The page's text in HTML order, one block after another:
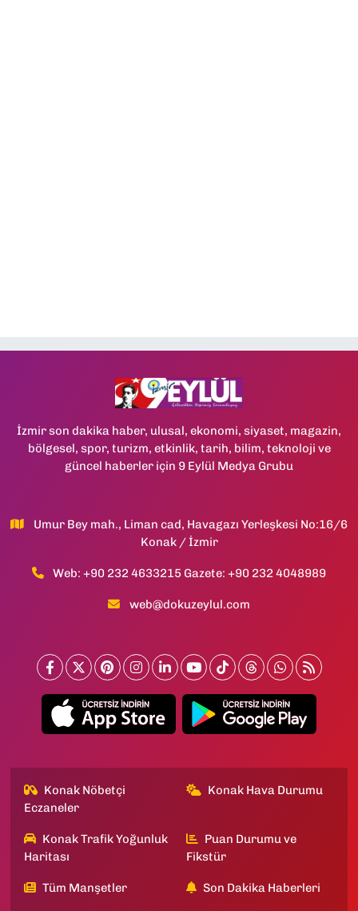
İzmir son dakika haber, ulusal, ekonomi, siyaset, magazin,
bölgesel, spor, turizm, etkinlik, tarih, bilim, teknoloji ve
güncel haberler için 9 Eylül Medya Grubu
Umur Bey mah., Liman cad, Havagazı Yerleşkesi No:16/6
Konak / İzmir
Web: +90 232 4633215 Gazete: +90 232 4048989
web@dokuzeylul.com
Konak Nöbetçi
Eczaneler
Konak Hava Durumu
Konak Trafik Yoğunluk
Haritası
Puan Durumu ve
Fikstür
Tüm Manşetler Son Dakika Haberleri